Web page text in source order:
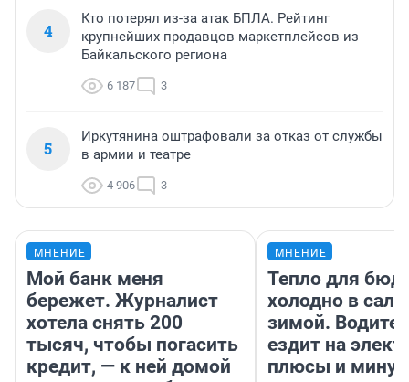
4
Кто потерял из-за атак БПЛА. Рейтинг
крупнейших продавцов маркетплейсов из
Байкальского региона
6 187 3
5
Иркутянина оштрафовали за отказ от службы
в армии и театре
4 906 3
МНЕНИЕ
Мой банк меня
бережет. Журналист
хотела снять 200
тысяч, чтобы погасить
кредит, — к ней домой
МНЕНИЕ
Тепло для
холодно в
зимой.
ездит на
плюсы и